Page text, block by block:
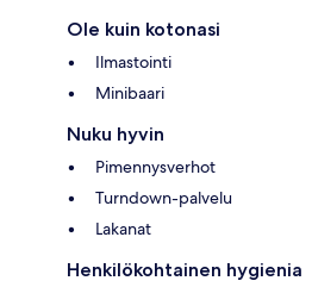
Ole kuin kotonasi
Ilmastointi
Minibaari
Nuku hyvin
Pimennysverhot
Turndown-palvelu
Lakanat
Henkilökohtainen hygienia